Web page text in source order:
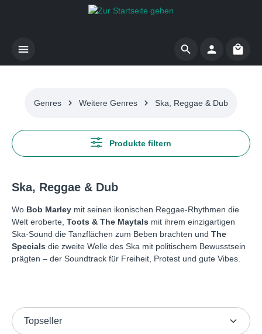
Zum Hauptinhalt springen
Genres Weitere Genres Ska, Reggae & Dub
Produkte filtern
Ska, Reggae & Dub
Wo Bob Marley mit seinen ikonischen Reggae-Rhythmen die
Welt eroberte, Toots & The Maytals mit ihrem einzigartigen
Ska-Sound die Tanzflächen zum Beben brachten und The
Specials die zweite Welle des Ska mit politischem Bewusstsein
prägten – der Soundtrack für Freiheit, Protest und gute Vibes.